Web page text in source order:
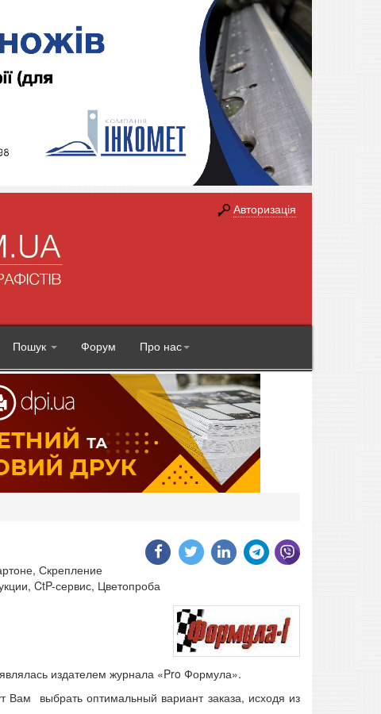
Авторизація
Пошук Форум Про нас
Скрепление
CtP-сервис, Цветопроба
издателем журнала «Pro Формула».
Вам выбрать оптимальный вариант заказа, исходя из